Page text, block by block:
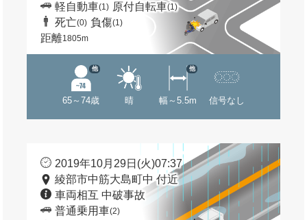
軽自動車(1) 原付自転車(1)
死亡(0) 負傷(1)
距離1805m
65～74歳
他
晴 幅～5.5m
他
信号なし
2019年10月29日(火)07:37
綾部市中筋大島町中 付近
車両相互 中破事故
普通乗用車(2)